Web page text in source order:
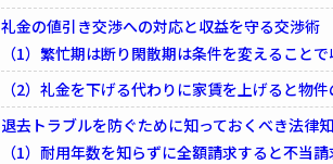
礼金の値引き交渉への対応と収益を守る交渉術
（1）繁忙期は断り閑散期は条件を変えること
（2）礼金を下げる代わりに家賃を上げると物
退去トラブルを防ぐために知っておくべき法律
（1）耐用年数を知らずに全額請求すると不当